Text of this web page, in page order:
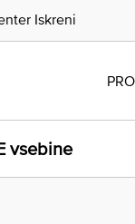
vsebine
Iskreni